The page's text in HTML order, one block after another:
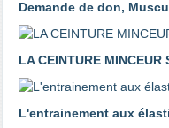
Demande de don,
LA CEINTURE
L'entrainement aux